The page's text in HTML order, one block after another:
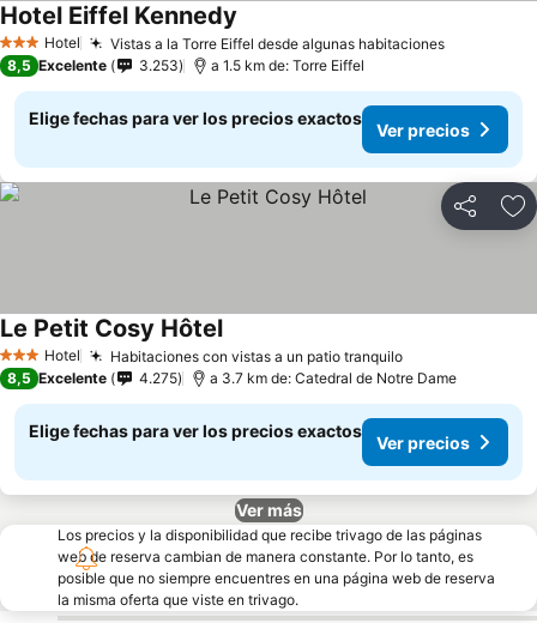
3 Estrellas
Hotel Vistas a la Torre Eiffel desde algunas habitaciones
Hotel Eiffel Kennedy
8,5 Excelente 3.253 a 1.5 km de: Torre Eiffel
Elige fechas para ver los precios exactos
Ver precios
Compartir
3 Estrellas
Hotel Habitaciones con vistas a un patio tranquilo
Le Petit Cosy Hôtel
8,5 Excelente 4.275 a 3.7 km de: Catedral de Notre Dame
Elige fechas para ver los precios exactos
Ver precios
Ver más
Los precios y la disponibilidad que recibe trivago de las páginas
web de reserva cambian de manera constante. Por lo tanto, es
posible que no siempre encuentres en una página web de reserva
la misma oferta que viste en trivago.